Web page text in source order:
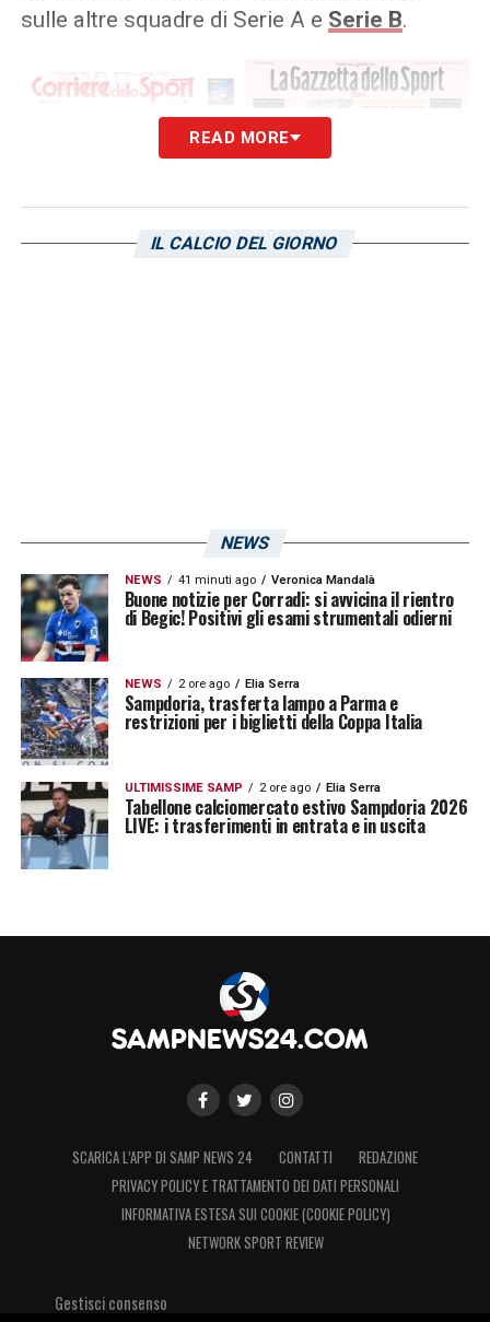
sulle altre squadre di Serie A e Serie B.
READ MORE
IL CALCIO DEL GIORNO
NEWS
NEWS 41 minuti ago Veronica Mandalà
Buone notizie per Corradi: si avvicina il rientro
di Begic! Positivi gli esami strumentali odierni
NEWS 2 ore ago Elia Serra
Sampdoria, trasferta lampo a Parma e
restrizioni per i biglietti della Coppa Italia
ULTIMISSIME SAMP 2 ore ago Elia Serra
Tabellone calciomercato estivo Sampdoria 2026
LIVE: i trasferimenti in entrata e in uscita
SCARICA L’APP DI SAMP NEWS 24 CONTATTI
REDAZIONE
PRIVACY POLICY E TRATTAMENTO DEI DATI PERSONALI
INFORMATIVA ESTESA SUI COOKIE (COOKIE POLICY)
NETWORK SPORT REVIEW
Gestisci consenso